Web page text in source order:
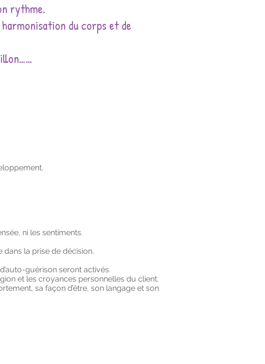
rythme.
du corps et de
ni les sentiments.
dans la prise de décision.
guérison seront activés.
et les croyances personnelles du client.
sa façon d’être, son langage et son